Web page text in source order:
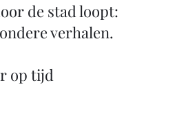
de stad loopt:
verhalen.
op tijd